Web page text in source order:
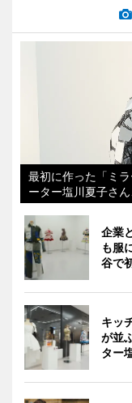
最初に作った「ミ
ーター塩川夏子さ
企業
も服
谷で
キッ
が並
ター